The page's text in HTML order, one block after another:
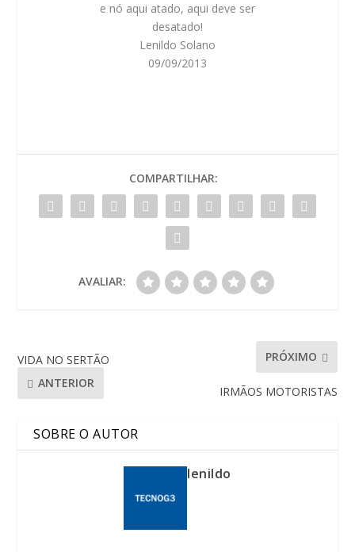
e nó aqui atado, aqui deve ser
desatado!
Lenildo Solano
09/09/2013
COMPARTILHAR:
AVALIAR:
VIDA NO SERTÃO
ANTERIOR
PRÓXIMO
IRMÃOS MOTORISTAS
SOBRE O AUTOR
lenildo